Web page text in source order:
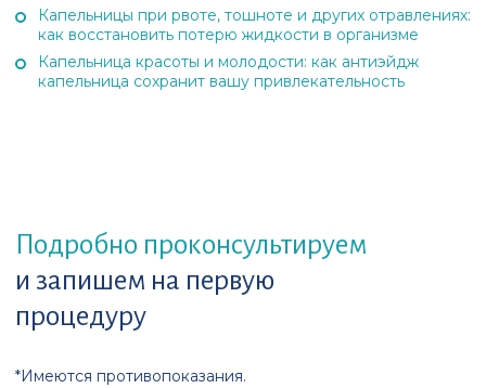
Капельницы при рвоте, тошноте и других отравлениях:
как восстановить потерю жидкости в организме
Капельница красоты и молодости: как антиэйдж
капельница сохранит вашу привлекательность
Подробно проконсультируем
и запишем на первую
процедуру
*Имеются противопоказания.